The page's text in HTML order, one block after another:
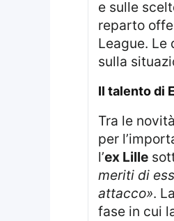
e sulle
reparto
League. Le
sulla
Il talento di
Tra le
per
l’ex Lille
meriti di
attacco».
fase in cui